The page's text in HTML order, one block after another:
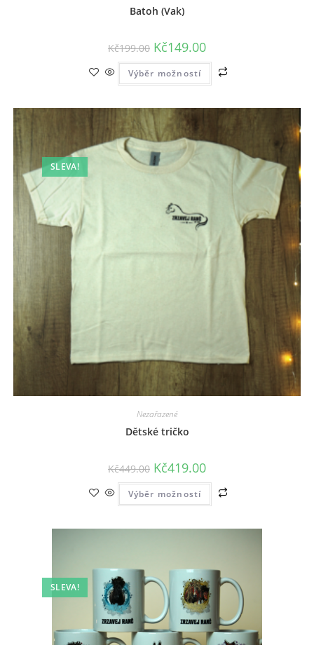
Batoh (Vak)
Kč199.00 Kč149.00
Výběr možností
SLEVA!
Nezařazené
Dětské tričko
Kč449.00 Kč419.00
Výběr možností
SLEVA!